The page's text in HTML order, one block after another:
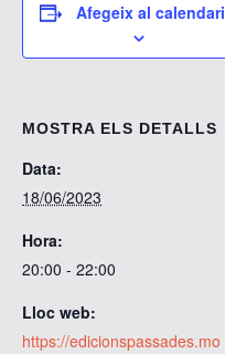
Afegeix al calendari
MOSTRA ELS DETALLS
Data:
18/06/2023
Hora:
20:00 - 22:00
Lloc web:
https://edicionspassades.mo